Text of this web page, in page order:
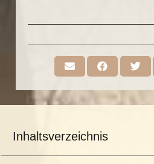
Inhaltsverzeichnis